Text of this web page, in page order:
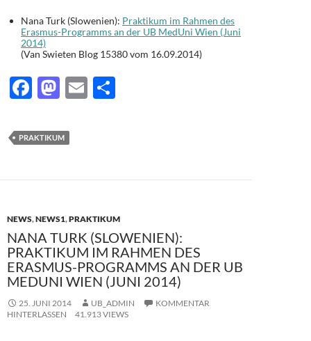
Nana Turk (Slowenien): Praktikum im Rahmen des
Erasmus-Programms an der UB MedUni Wien (Juni
2014)
(Van Swieten Blog 15380 vom 16.09.2014)
F
e
o
k
M
to
o
E
PRAKTIKUM
NEWS,NEWS1,PRAKTIKUM
NANA TURK (SLOWENIEN):
PRAKTIKUM IM RAHMEN DES
ERASMUS-PROGRAMMS AN DER UB
MEDUNI WIEN (JUNI 2014)
25. JUNI 2014 UB_ADMIN
KOMMENTAR
HINTERLASSEN
41.913 VIEWS